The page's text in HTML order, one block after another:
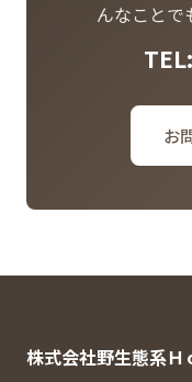
んなことで
TEL:
お
株式会社野生態系Ｈ